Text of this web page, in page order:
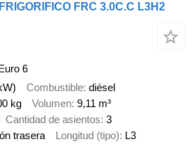
FRC 3.0C.C L3H2
6
Combustible diésel
kg Volumen 9,11 m³
Cantidad de asientos 3
trasera Longitud (tipo) L3